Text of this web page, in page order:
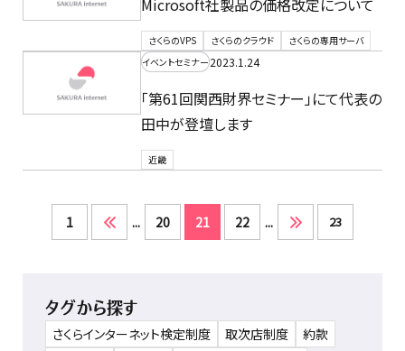
Microsoft社製品の価格改定について
さくらのVPS さくらのクラウド
さくらの専用サーバ
イベントセミナー2023.1.24
「第61回関西財界セミナー」にて代表の
田中が登壇します
近畿
1 ... 20 21 22 ... 23
タグから探す
さくらインターネット検定制度 取次店制度
約款